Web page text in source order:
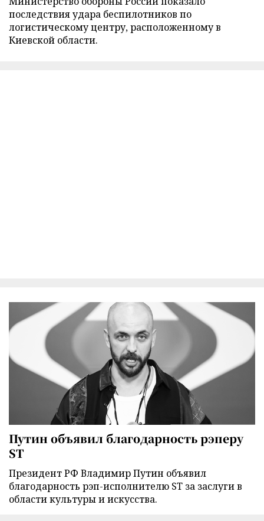
последствия удара беспилотников по
логистическому центру, расположенному в
Киевской области.
Путин объявил благодарность рэперу
ST
Президент РФ Владимир Путин объявил
благодарность рэп-исполнителю ST за заслуги в
области культуры и искусства.